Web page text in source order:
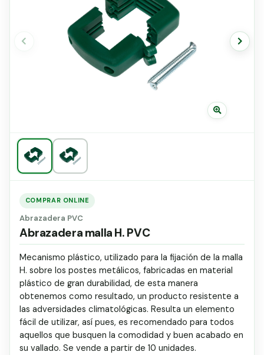
Grapa malla H.
Grapadora
Grapas a-18
Tensor galvanizado
COMPRAR ONLINE
Abrazadera PVC
Abrazadera malla H. PVC
Mecanismo plástico, utilizado para la fijación de la malla
H. sobre los postes metálicos, fabricadas en material
plástico de gran durabilidad, de esta manera
obtenemos como resultado, un producto resistente a
las adversidades climatológicas. Resulta un elemento
fácil de utilizar, así pues, es recomendado para todos
aquellos que busquen la comodidad y buen acabado en
su vallado. Se vende a partir de 10 unidades.